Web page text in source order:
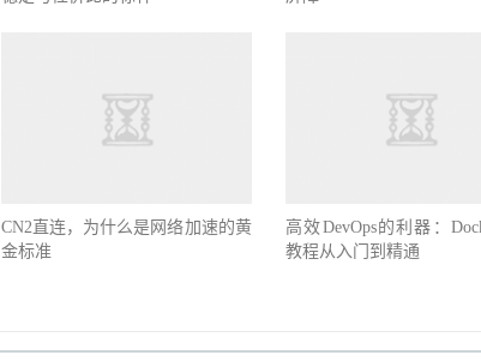
CN2直连，为什么是网络加速的黄
金标准
高效DevOps的利器：
教程从入门到精通